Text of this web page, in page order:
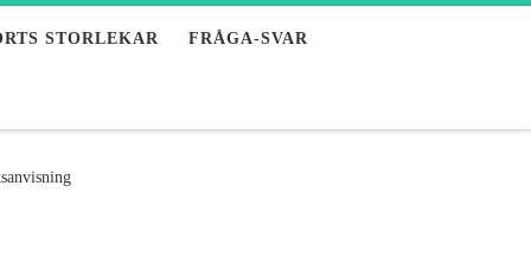
STORLEKAR FRÅGA-SVAR